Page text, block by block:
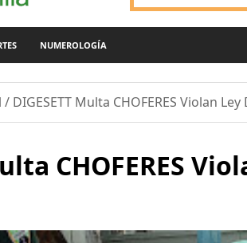
NUMEROLOGÍA
/ DIGESETT Multa CHOFERES Violan
CHOFERES